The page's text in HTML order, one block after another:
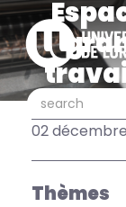
Aller
au
contenu
principal
Search
search
02
Thèmes